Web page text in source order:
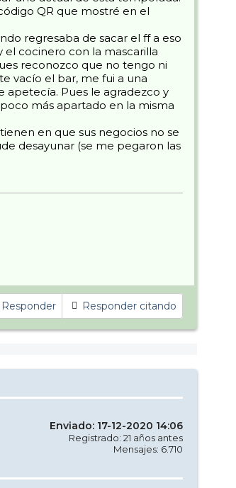
QR que mostré en el
regresaba de sacar el ff a eso
el cocinero con la mascarilla
reconozco que no tengo ni
vacío el bar, me fui a una
apetecía. Pues le agradezco y
más apartado en la misma
en que sus negocios no se
desayunar (se me pegaron las
Responder Responder citando
Enviado: 17-12-2020 14:06
Registrado: 21 años antes
Mensajes: 6.710